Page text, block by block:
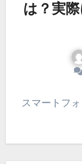
は？実
スマートフ